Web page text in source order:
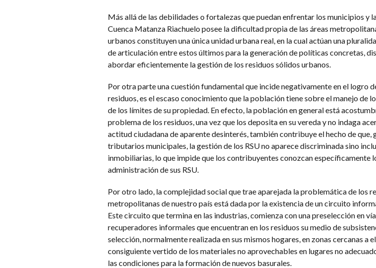
Más allá de las debilidades o fortalezas que puedan enfrentar los municipios y
Cuenca Matanza Riachuelo posee la dificultad propia de las áreas
urbanos constituyen una única unidad urbana real, en la cual actúan una
de articulación entre estos últimos para la generación de políticas concretas,
abordar eficientemente la gestión de los residuos sólidos urbanos.
Por otra parte una cuestión fundamental que incide negativamente en el logro
residuos, es el escaso conocimiento que la población tiene sobre el manejo de
de los límites de su propiedad. En efecto, la población en general está
problema de los residuos, una vez que los deposita en su vereda y no indaga
actitud ciudadana de aparente desinterés, también contribuye el hecho de que,
tributarios municipales, la gestión de los RSU no aparece discriminada sino
inmobiliarias, lo que impide que los contribuyentes conozcan específicamente
administración de sus RSU.
Por otro lado, la complejidad social que trae aparejada la problemática de los
metropolitanas de nuestro país está dada por la existencia de un circuito
Este circuito que termina en las industrias, comienza con una preselección en
recuperadores informales que encuentran en los residuos su medio de
selección, normalmente realizada en sus mismos hogares, en zonas cercanas a
consiguiente vertido de los materiales no aprovechables en lugares no
las condiciones para la formación de nuevos basurales.